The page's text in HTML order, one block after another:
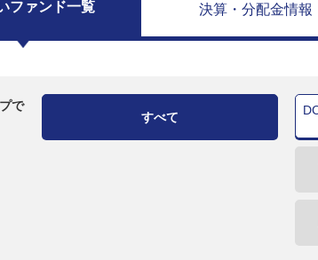
ファンド一覧 決算・分配金情報
で
すべて